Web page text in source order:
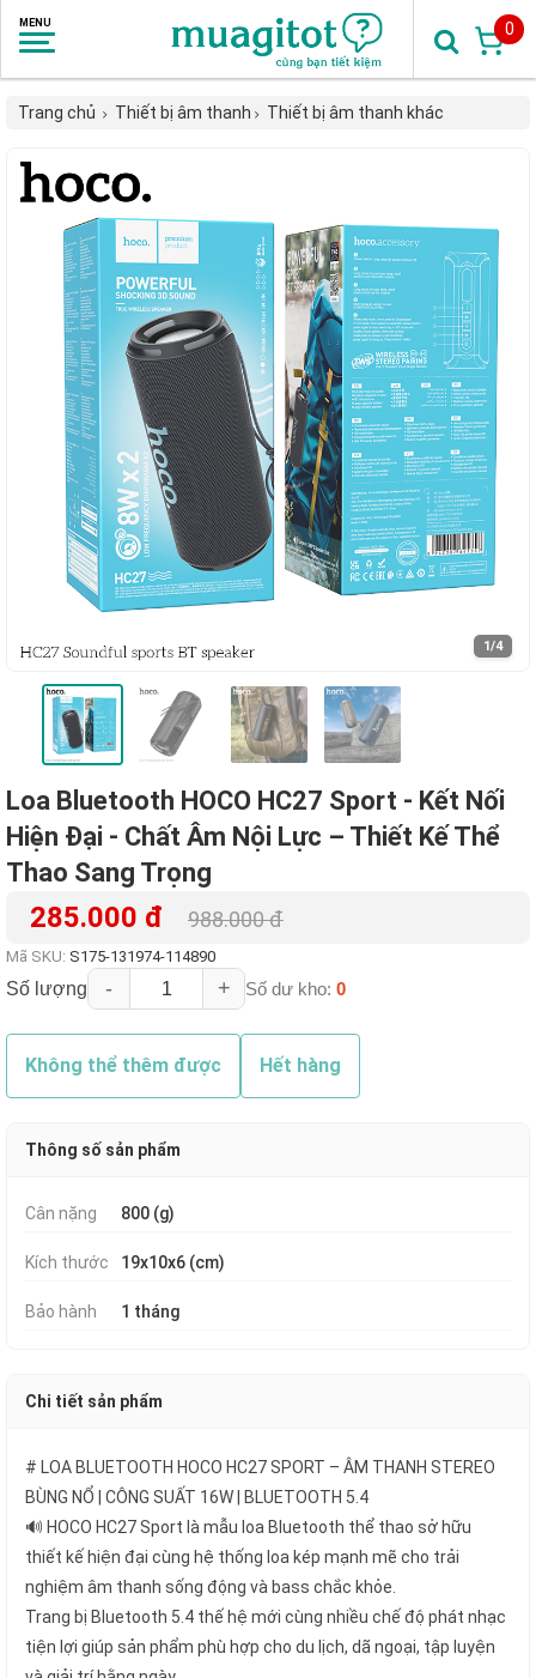
0
Trang chủ Thiết bị âm thanh Thiết bị âm thanh khác
1/4
Loa Bluetooth HOCO HC27 Sport - Kết Nối
Hiện Đại - Chất Âm Nội Lực – Thiết Kế Thể
Thao Sang Trọng
285.000 đ 988.000 đ
Mã SKU: S175-131974-114890
Số lượng - + Số dư kho: 0
Không thể thêm được Hết hàng
Thông số sản phẩm
Cân nặng 800 (g)
Kích thước 19x10x6 (cm)
Bảo hành 1 tháng
Chi tiết sản phẩm
# LOA BLUETOOTH HOCO HC27 SPORT – ÂM THANH STEREO
BÙNG NỔ | CÔNG SUẤT 16W | BLUETOOTH 5.4
🔊 HOCO HC27 Sport là mẫu loa Bluetooth thể thao sở hữu
thiết kế hiện đại cùng hệ thống loa kép mạnh mẽ cho trải
nghiệm âm thanh sống động và bass chắc khỏe.
Trang bị Bluetooth 5.4 thế hệ mới cùng nhiều chế độ phát nhạc
tiện lợi giúp sản phẩm phù hợp cho du lịch, dã ngoại, tập luyện